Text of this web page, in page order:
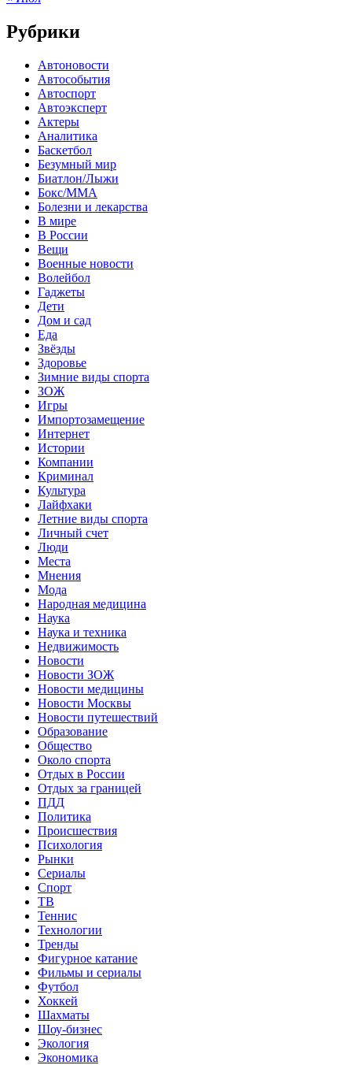
Рубрики
Автоновости
Автособытия
Автоспорт
Автоэксперт
Актеры
Аналитика
Баскетбол
Безумный мир
Биатлон/Лыжи
Бокс/MMA
Болезни и лекарства
В мире
В России
Вещи
Военные новости
Волейбол
Гаджеты
Дети
Дом и сад
Еда
Звёзды
Здоровье
Зимние виды спорта
ЗОЖ
Игры
Импортозамещение
Интернет
Истории
Компании
Криминал
Культура
Лайфхаки
Летние виды спорта
Личный счет
Люди
Места
Мнения
Мода
Народная медицина
Наука
Наука и техника
Недвижимость
Новости
Новости ЗОЖ
Новости медицины
Новости Москвы
Новости путешествий
Образование
Общество
Около спорта
Отдых в России
Отдых за границей
ПДД
Политика
Происшествия
Психология
Рынки
Сериалы
Спорт
ТВ
Теннис
Технологии
Тренды
Фигурное катание
Фильмы и сериалы
Футбол
Хоккей
Шахматы
Шоу-бизнес
Экология
Экономика